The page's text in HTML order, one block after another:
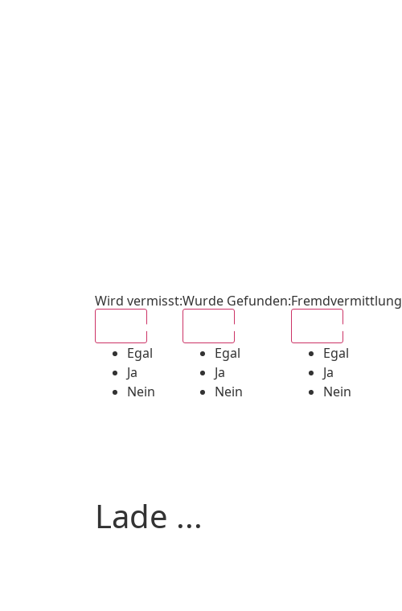
Wird vermisst:
Egal
Ja
Nein
Wurde Gefunden:
Egal
Ja
Nein
Fremdvermittlung
Egal
Ja
Nein
Lade ...